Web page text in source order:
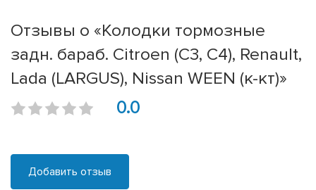
Отзывы о «Колодки тормозные
задн. бараб. Citroen (C3, C4), Renault,
Lada (LARGUS), Nissan WEEN (к-кт)»
0.0
Добавить отзыв